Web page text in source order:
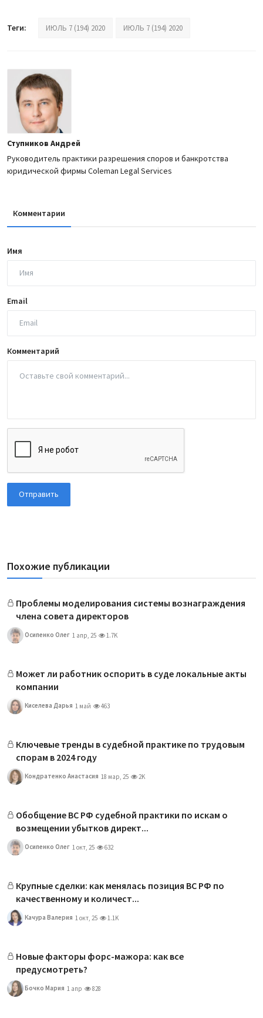
Теги: ИЮЛЬ 7 (194) 2020 ИЮЛЬ 7 (194) 2020
Ступников Андрей
Руководитель практики разрешения споров и банкротства
юридической фирмы Coleman Legal Services
Комментарии
Имя
Email
Комментарий
Отправить
Похожие публикации
Проблемы моделирования системы вознаграждения
члена совета директоров
Осипенко Олег 1 апр, 25 1.7K
Может ли работник оспорить в суде локальные акты
компании
Киселева Дарья 1 май 463
Ключевые тренды в судебной практике по трудовым
спорам в 2024 году
Кондратенко Анастасия 18 мар, 25 2K
Обобщение ВС РФ судебной практики по искам о
возмещении убытков директ...
Осипенко Олег 1 окт, 25 632
Крупные сделки: как менялась позиция ВС РФ по
качественному и количест...
Качура Валерия 1 окт, 25 1.1K
Новые факторы форс-мажора: как все
предусмотреть?
Бочко Мария 1 апр 828